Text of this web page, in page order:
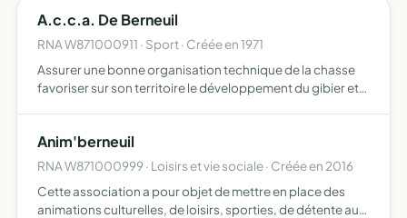
A.c.c.a. De Berneuil
RNA W871000911 · Sport · Créée en 1971
Assurer une bonne organisation technique de la chasse
favoriser sur son territoire le développement du gibier et
l'éducatio…
Anim'berneuil
RNA W871000999 · Loisirs et vie sociale · Créée en 2016
Cette association a pour objet de mettre en place des
animations culturelles, de loisirs, sporties, de détente au